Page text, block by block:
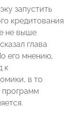
запустить
кредитования
не выше
глава
его мнению,
к
в то
программ